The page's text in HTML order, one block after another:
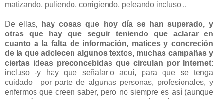
matizando, puliendo, corrigiendo, peleando incluso...
De ellas,
hay cosas que hoy día se han superado, y
otras que hay que seguir teniendo que aclarar en
cuanto a la falta de información, matices y concreción
de la que adolecen algunos textos, muchas campañas y
ciertas ideas preconcebidas que circulan por Internet;
incluso -y hay que señalarlo aquí, para que se tenga
cuidado-, por parte de algunas personas, profesionales, y
enfermos que creen saber, pero no siempre es así (aunque